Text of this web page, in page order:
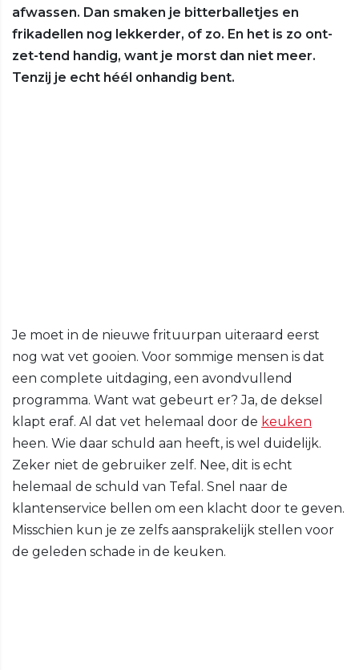
afwassen. Dan smaken je bitterballetjes en
frikadellen nog lekkerder, of zo. En het is zo ont-
zet-tend handig, want je morst dan niet meer.
Tenzij je echt héél onhandig bent.
Je moet in de nieuwe frituurpan uiteraard eerst
nog wat vet gooien. Voor sommige mensen is dat
een complete uitdaging, een avondvullend
programma. Want wat gebeurt er? Ja, de deksel
klapt eraf. Al dat vet helemaal door de keuken
heen. Wie daar schuld aan heeft, is wel duidelijk.
Zeker niet de gebruiker zelf. Nee, dit is echt
helemaal de schuld van Tefal. Snel naar de
klantenservice bellen om een klacht door te geven.
Misschien kun je ze zelfs aansprakelijk stellen voor
de geleden schade in de keuken.